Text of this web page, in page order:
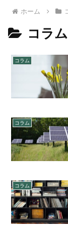
ホーム
コラム
コラム
コラム
コラム